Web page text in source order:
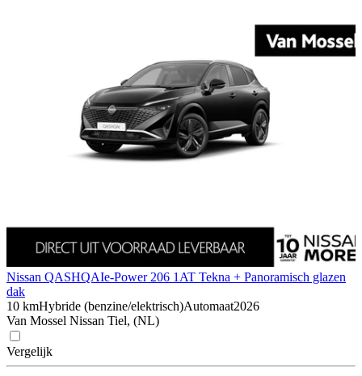
Nissan QASHQAIe-Power 206 1AT Tekna + Panoramisch glazen
dak
10 kmHybride (benzine/elektrisch)Automaat2026
Van Mossel Nissan Tiel, (NL)
Vergelijk